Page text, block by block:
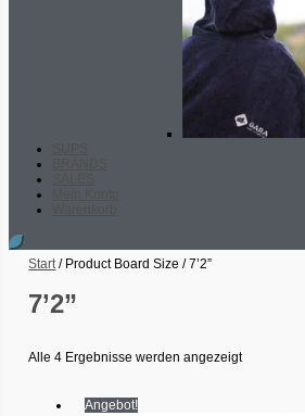
Start/ Product Board Size / 7’2”
7’2”
Alle 4 Ergebnisse werden angezeigt
Angebot!